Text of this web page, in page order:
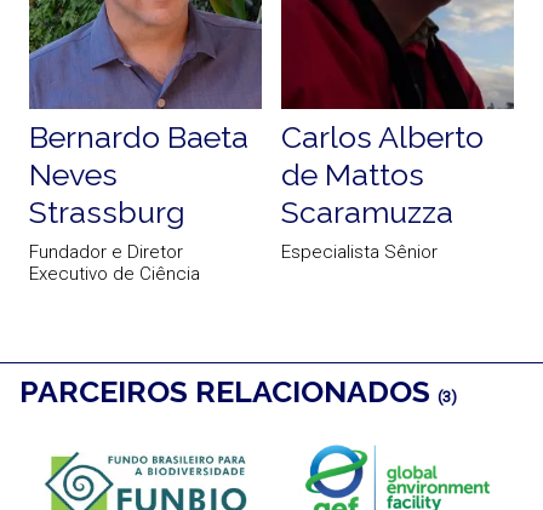
Bernardo Baeta
Neves
Strassburg
Fundador e Diretor
Executivo de Ciência
Carlos Alberto
de Mattos
Scaramuzza
Especialista Sênior
PARCEIROS RELACIONADOS (3)